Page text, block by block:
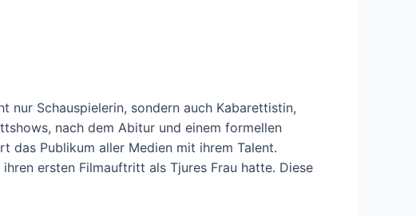
nur Schauspielerin, sondern auch Kabarettistin,
nach dem Abitur und einem formellen
das Publikum aller Medien mit ihrem Talent.
ersten Filmauftritt als Tjures Frau hatte. Diese